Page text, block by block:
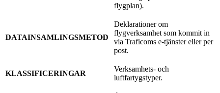
flygplan).
DATAINSAMLINGSMETOD
Deklarationer om
flygverksamhet som kommit in
via Traficoms e-tjänster eller per
post.
KLASSIFICERINGAR
Verksamhets- och
luftfartygstyper.